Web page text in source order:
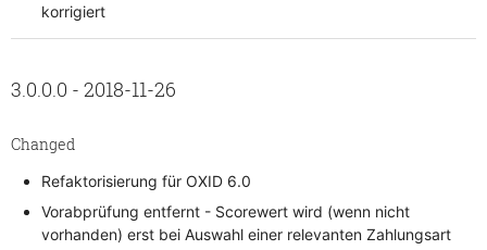
korrigiert
3.0.0.0 - 2018-11-26
Changed
Refaktorisierung für OXID 6.0
Vorabprüfung entfernt - Scorewert wird (wenn nicht
vorhanden) erst bei Auswahl einer relevanten Zahlungsart